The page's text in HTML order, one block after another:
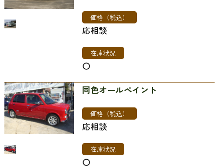
価格（税込）
応相談
在庫状況
〇
同色オールペイント
価格（税込）
応相談
在庫状況
〇